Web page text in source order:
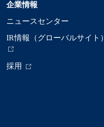
企業情報
ニュースセンター
IR情報（グローバルサイト）
採用